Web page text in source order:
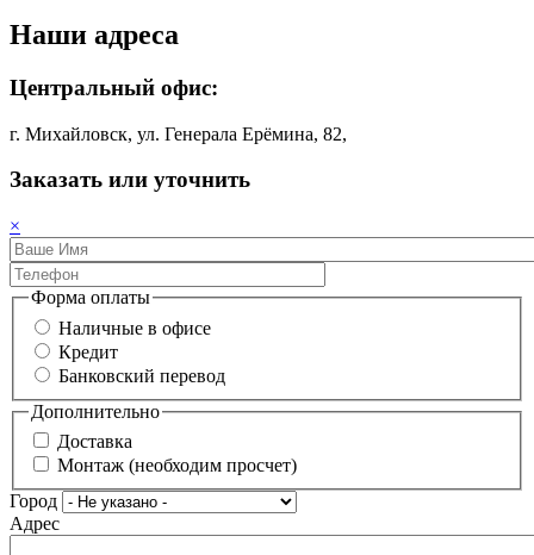
Наши адреса
Центральный офис:
г. Михайловск, ул. Генерала Ерёмина, 82,
Заказать или уточнить
×
Форма оплаты
Наличные в офисе
Кредит
Банковский перевод
Дополнительно
Доставка
Монтаж (необходим просчет)
Город
Адрес